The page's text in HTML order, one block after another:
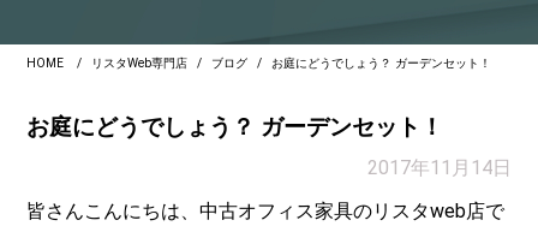
HOME リスタWeb専門店 ブログ お庭にどうでしょう？ ガーデンセット！
お庭にどうでしょう？ ガーデンセット！
2017年11月14日
皆さんこんにちは、中古オフィス家具のリスタweb店で